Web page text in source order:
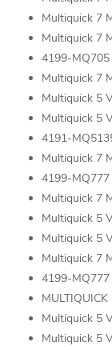
Multiquick 7
Multiquick 7
4199-MQ705
Multiquick 7
Multiquick 5
Multiquick 5
4191-
Multiquick 7
4199-MQ777
Multiquick 7
Multiquick 5
Multiquick 5
Multiquick 7
4199-MQ777
Multiquick 5
Multiquick 5